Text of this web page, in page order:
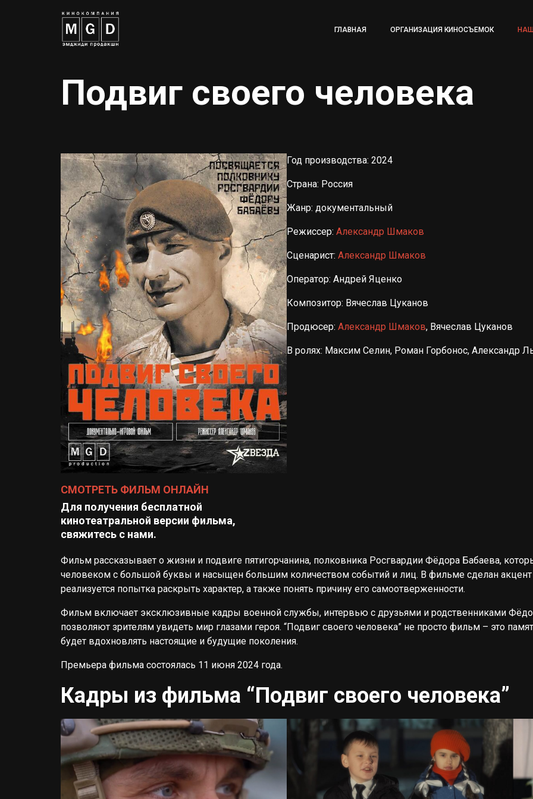
ГЛАВНАЯ ОРГАНИЗАЦИЯ КИНОСЪЕМОК
Подвиг своего человека
СМОТРЕТЬ ФИЛЬМ ОНЛАЙН
Для получения бесплатной
кинотеатральной версии фильма,
свяжитесь с нами.
Год производства: 2024
Страна: Россия
Жанр: документальный
Режиссер: Александр Шмаков
Сценарист: Александр Шмаков
Оператор: Андрей Яценко
Композитор: Вячеслав Цуканов
Продюсер: Александр Шмаков, Вячеслав Цуканов
В ролях: Максим Селин, Роман Горбонос, Александр
Фильм рассказывает о жизни и подвиге пятигорчанина, полковника Росгвардии Фёдора Бабаева,
человеком с большой буквы и насыщен большим количеством событий и лиц. В фильме сделан
реализуется попытка раскрыть характер, а также понять причину его самоотверженности.
Фильм включает эксклюзивные кадры военной службы, интервью с друзьями и родственниками
позволяют зрителям увидеть мир глазами героя. “Подвиг своего человека” не просто фильм – это
будет вдохновлять настоящие и будущие поколения.
Премьера фильма состоялась 11 июня 2024 года.
Кадры из фильма “Подвиг своего человека”